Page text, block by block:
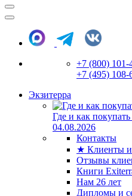
+7 (800) 101-
+7 (495) 108-
Экзитерра
Где и как
04.08.2026
Контакты
★ Клиенты
Отзывы
Книги
Нам 26 лет
Дипломы и